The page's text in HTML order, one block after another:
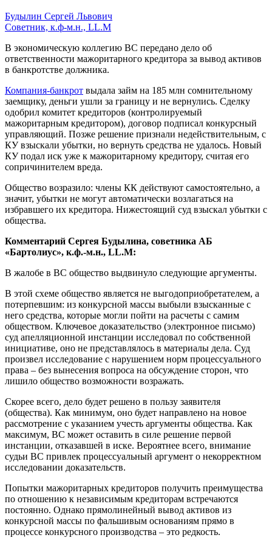
Будылин Сергей Львович
Советник, к.ф-м.н., LL.M
В экономическую коллегию ВС передано дело об
ответственности мажоритарного кредитора за вывод активов
в банкротстве должника.
Компания-банкрот выдала займ на 185 млн сомнительному
заемщику, деньги ушли за границу и не вернулись. Сделку
одобрил комитет кредиторов (контролируемый
мажоритарным кредитором), договор подписал конкурсный
управляющий. Позже решение признали недействительным, с
КУ взыскали убытки, но вернуть средства не удалось. Новый
КУ подал иск уже к мажоритарному кредитору, считая его
сопричинителем вреда.
Общество возразило: члены КК действуют самостоятельно, а
значит, убытки не могут автоматически возлагаться на
избравшего их кредитора. Нижестоящий суд взыскал убытки с
общества.
Комментарий Сергея Будылина, советника АБ
«Бартолиус», к.ф.-м.н., LL.M:
В жалобе в ВС общество выдвинуло следующие аргументы.
В этой схеме общество является не выгодоприобретателем, а
потерпевшим: из конкурсной массы выбыли взысканные с
него средства, которые могли пойти на расчеты с самим
обществом. Ключевое доказательство (электронное письмо)
суд апелляционной инстанции исследовал по собственной
инициативе, оно не представлялось в материалы дела. Суд
произвел исследование с нарушением норм процессуального
права – без вынесения вопроса на обсуждение сторон, что
лишило общество возможности возражать.
Скорее всего, дело будет решено в пользу заявителя
(общества). Как минимум, оно будет направлено на новое
рассмотрение с указанием учесть аргументы общества. Как
максимум, ВС может оставить в силе решение первой
инстанции, отказавшей в иске. Вероятнее всего, внимание
судьи ВС привлек процессуальный аргумент о некорректном
исследовании доказательств.
Попытки мажоритарных кредиторов получить преимущества
по отношению к независимым кредиторам встречаются
постоянно. Однако прямолинейный вывод активов из
конкурсной массы по фальшивым основаниям прямо в
процессе конкурсного производства – это редкость.